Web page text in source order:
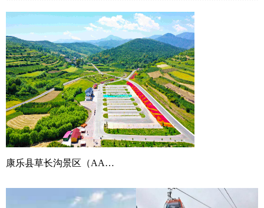
康乐县草长沟景区（AAAA）